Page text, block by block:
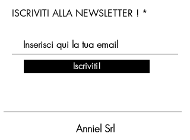
Anniel Srl
ISCRIVITI ALLA NEWSLETTER !
Iscriviti!